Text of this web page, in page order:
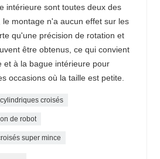
intérieure sont toutes deux des
montage n'a aucun effet sur les
qu'une précision de rotation et
être obtenus, ce qui convient
et à la bague intérieure pour
occasions où la taille est petite.
croisés
de robot
super mince